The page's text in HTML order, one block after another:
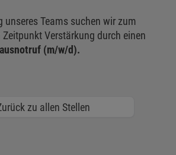
unseres Teams suchen wir zum
Verstärkung durch einen
(m/w/d).
zu allen Stellen